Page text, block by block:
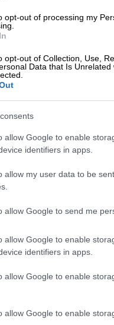
opt-out of processing my
opt-out of Collection, Use,
Data that Is
allow Google to enable
identifiers in apps.
allow my user data to be
allow Google to send me
allow Google to enable
identifiers in apps.
allow Google to enable
allow Google to enable
σειρά του το «
Κώστα
η ερμηνεία του
video